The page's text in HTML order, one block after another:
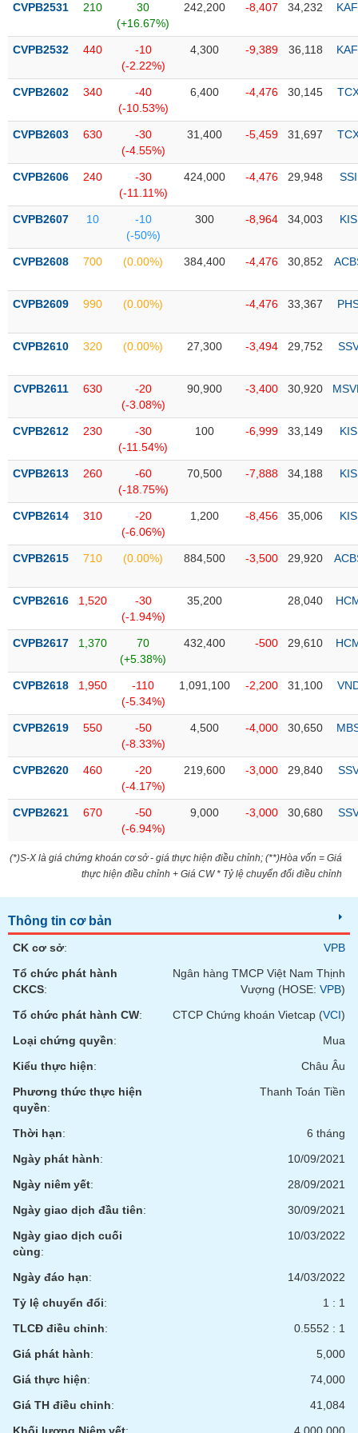
thái
phiếu
mô
thị
Niêm
Niêm
mới
yết
sung
niêm
yết
Theo
dõi
biệt
được
quỹ
mục
ETF
Cổ
chi
tiết
Tổng
quan
Giao
dịch
Tài
chính
tích
thuật
Hồ
sơ
doanh
nghiệp
Tin
tức
kiện
Tài
liệu
lý
thị
CVPB2531 210
30
(+16.67%)
242,200 -8,407 34,232
CVPB2532 440
-10
(-2.22%)
4,300 -9,389 36,118
CVPB2602 340
-40
(-10.53%)
6,400 -4,476 30,145
CVPB2603 630
-30
(-4.55%)
31,400 -5,459 31,697
CVPB2606 240
-30
(-11.11%)
424,000 -4,476 29,948 SSI
CVPB2607 10
-10
(-50%)
300 -8,964 34,003 KIS
CVPB2608 700 (0.00%) 384,400 -4,476 30,852
CVPB2609 990 (0.00%) -4,476 33,367
CVPB2610 320 (0.00%) 27,300 -3,494 29,752
CVPB2611 630
-20
(-3.08%)
90,900 -3,400 30,920
CVPB2612 230
-30
(-11.54%)
100 -6,999 33,149 KIS
CVPB2613 260
-60
(-18.75%)
70,500 -7,888 34,188 KIS
CVPB2614 310
-20
(-6.06%)
1,200 -8,456 35,006 KIS
CVPB2615 710 (0.00%) 884,500 -3,500 29,920
CVPB2616 1,520
-30
(-1.94%)
35,200 28,040
CVPB2617 1,370
70
(+5.38%)
432,400 -500 29,610
CVPB2618 1,950
-110
(-5.34%)
1,091,100 -2,200 31,100
CVPB2619 550
-50
(-8.33%)
4,500 -4,000 30,650
CVPB2620 460
-20
(-4.17%)
219,600 -3,000 29,840
CVPB2621 670
-50
(-6.94%)
9,000 -3,000 30,680
(*)S-X là giá chứng khoán cơ sở - giá thực hiện điều chỉnh; (**)Hòa vốn = Giá
thực hiện điều chỉnh + Giá CW * Tỷ lệ chuyển đổi điều chỉnh
Thông tin cơ bản
CK cơ sở:
VPB
Tổ chức phát hành
CKCS:
Ngân hàng TMCP Việt Nam Thịnh
Vượng (HOSE: VPB)
Tổ chức phát hành CW: CTCP Chứng khoán Vietcap (VCI)
Loại chứng quyền:
Mua
Kiểu thực hiện:
Châu Âu
Phương thức thực hiện
quyền:
Thanh Toán Tiền
Thời hạn:
6 tháng
Ngày phát hành:
10/09/2021
Ngày niêm yết:
28/09/2021
Ngày giao dịch đầu tiên:
30/09/2021
Ngày giao dịch cuối
cùng:
10/03/2022
Ngày đáo hạn:
14/03/2022
Tỷ lệ chuyển đổi:
1 : 1
TLCĐ điều chỉnh:
0.5552 : 1
Giá phát hành:
5,000
Giá thực hiện:
74,000
Giá TH điều chỉnh:
41,084
NGÀNH
DOANH
NGHIỆP
PHIẾU
PHÁI
TRÁI
CÔNG
ĐẦU
TƯ
DỮ
MỚI
Ngành
(-)
VS-
NGUYÊN
VẬT
CÔNG
NGHIỆP
TIÊU
DÙNG
THIẾT
YẾU
DÙNG
THIẾT